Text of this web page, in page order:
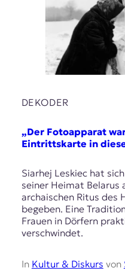
DEKODER
„Der Fotoapparat
Eintrittskarte in
Siarhej Leskiec hat
seiner Heimat Belarus
archaischen Ritus des
begeben. Eine
Frauen in Dörfern
verschwindet.
In Kultur & Diskurs von